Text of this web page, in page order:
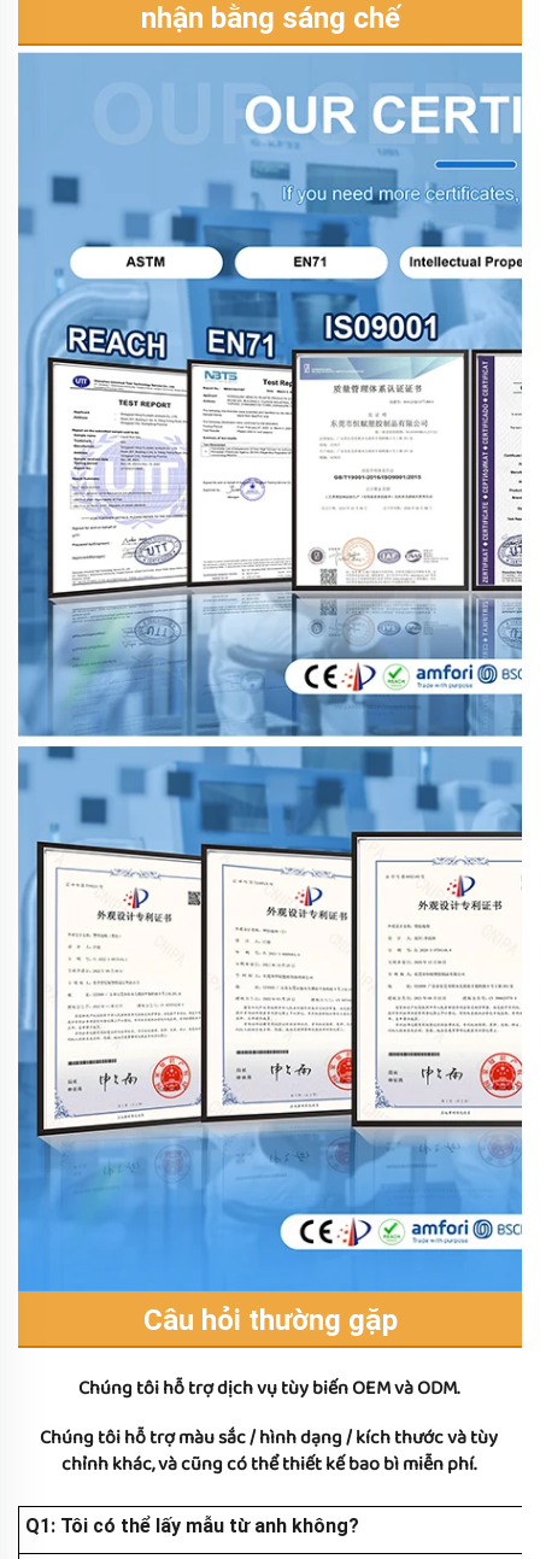
nhận bằng sáng chế
Câu hỏi thường gặp
Chúng tôi hỗ trợ dịch vụ tùy biến OEM và ODM.
Chúng tôi hỗ trợ màu sắc / hình dạng / kích thước và tùy
chỉnh khác, và cũng có thể thiết kế bao bì miễn phí.
Q1: Tôi có thể lấy mẫu từ anh không?